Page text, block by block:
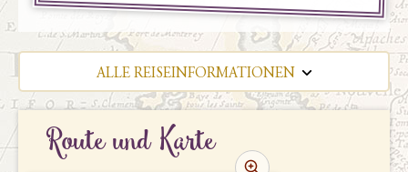
ALLE REISEINFORMATIONEN
REISEVERLAUF
TERMINE | PREISE
Route und Karte